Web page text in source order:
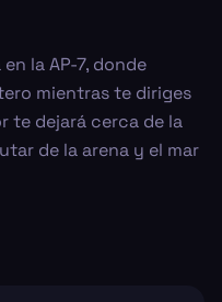
la AP-7, donde
mientras te diriges
te dejará cerca de la
de la arena y el mar